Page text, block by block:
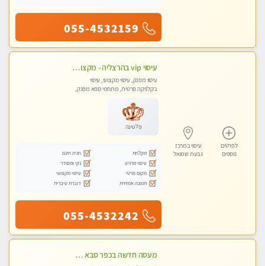
055-4532159
לפרטים
נוספים
עיסוי במרכז
גבעת שמואל
עיסוי vip בהרצליה - מקצועי ומפנק ומקצועי ומיוחד
עיסוי מפנק, עיסוי מקצועי, עיסוי
בקלניקה פרטית, מתחמי ספא מפנק,
פלטינה
מקלחת
חניה חינם
עיסוי מרגיע
נקי ומסודר
מקום פרטי
עיסוי מקצועי
תמונה אמיתית
דוברת עיברית
055-4532242
מעסה חדשה בכפר סבא כל סוגי העיסויים מעסה מקצועית ואיכותית פרטי!!!מומלץ לחלוטין!! ללא מין !